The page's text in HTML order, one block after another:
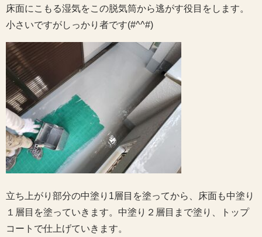
床面にこもる湿気をこの脱気筒から逃がす役目をします。
小さいですがしっかり者です(#^^#)
立ち上がり部分の中塗り1層目を塗ってから、床面も中塗り
１層目を塗っていきます。中塗り２層目まで塗り、トップ
コートで仕上げていきます。